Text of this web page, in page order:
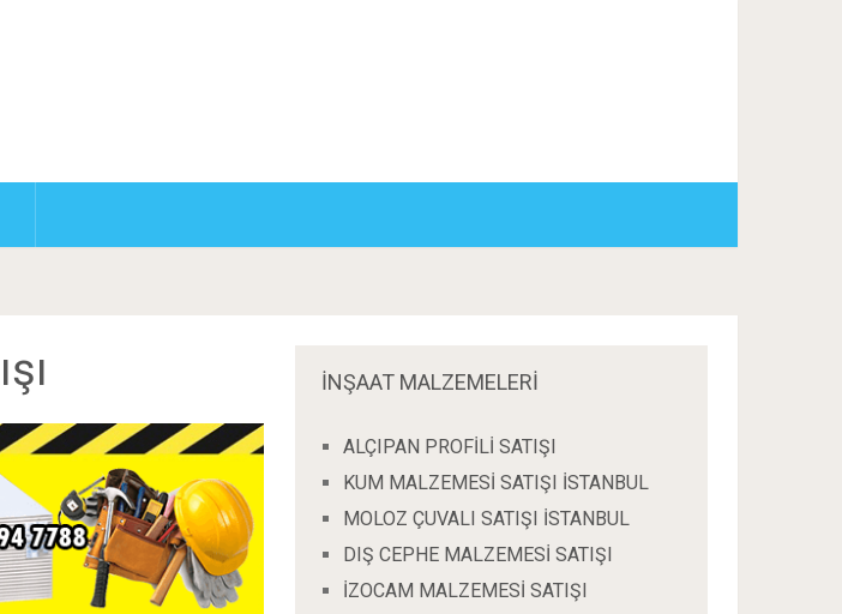
İNŞAAT MALZEMELERİ
ALÇIPAN PROFİLİ SATIŞI
KUM MALZEMESİ SATIŞI İSTANBUL
MOLOZ ÇUVALI SATIŞI İSTANBUL
DIŞ CEPHE MALZEMESİ SATIŞI
İZOCAM MALZEMESİ SATIŞI